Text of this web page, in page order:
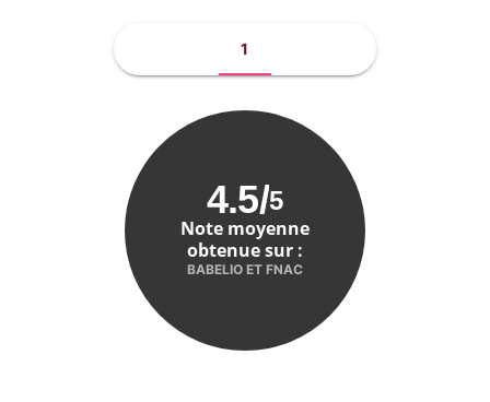
1
4.5/5
Note moyenne
obtenue sur :
BABELIO ET FNAC